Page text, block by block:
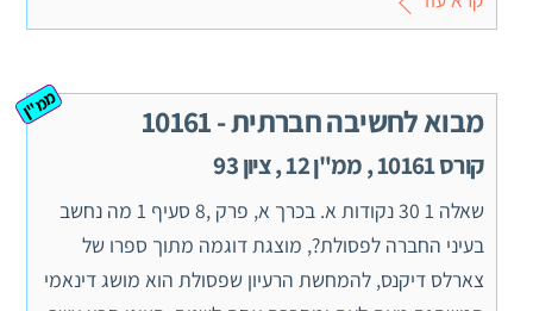
מבוא לחשיבה חברתית - 10161
קורס 10161 , ממ"ן 12 , ציון 93
ממ"ן
שאלה 1 30 נקודות א. בכרך א, פרק ,8 סעיף 1 מה נחשב
בעיני החברה לפסולת?, מוצגת דוגמה מתוך ספרו של
צארלס דיקנס, להמחשת הרעיון שפסולת הוא מושג דינאמי